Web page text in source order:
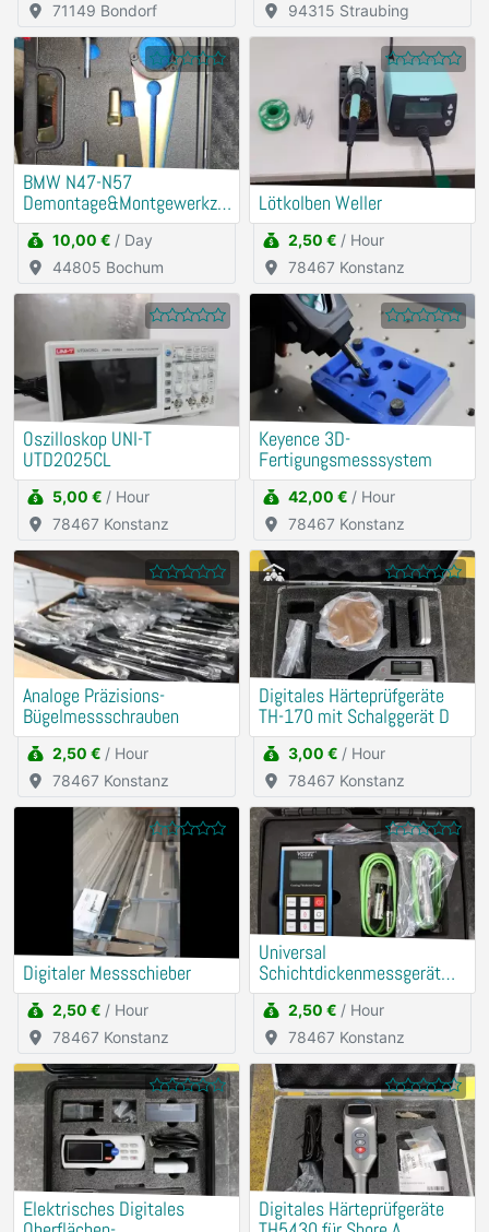
71149 Bondorf
94315 Straubing
BMW N47-N57
Demontage&Montgewerkze
ug Riemenscheibe
Schwigungsdämfper
10,00 € / Day
44805 Bochum
Lötkolben Weller
2,50 € / Hour
78467 Konstanz
Oszilloskop UNI-T
UTD2025CL
5,00 € / Hour
78467 Konstanz
Keyence 3D-
Fertigungsmesssystem
42,00 € / Hour
78467 Konstanz
Analoge Präzisions-
Bügelmessschrauben
2,50 € / Hour
78467 Konstanz
Digitales Härteprüfgeräte
TH-170 mit Schalggerät D
3,00 € / Hour
78467 Konstanz
Digitaler Messschieber
2,50 € / Hour
78467 Konstanz
Universal
Schichtdickenmessgerät
(Mit externer Messsonde)
2,50 € / Hour
78467 Konstanz
Elektrisches Digitales
Digitales Härteprüfgeräte